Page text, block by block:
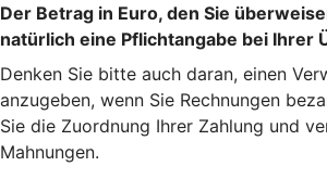
Der Betrag in Euro, den Sie
natürlich eine Pflichtangabe bei Ihrer
Denken Sie bitte auch daran, einen
anzugeben, wenn Sie Rechnungen
Sie die Zuordnung Ihrer Zahlung und
Mahnungen.